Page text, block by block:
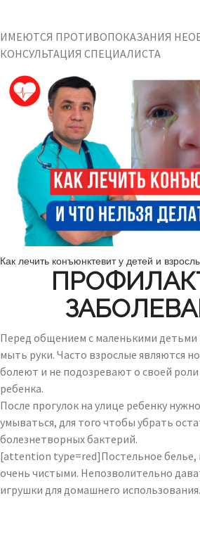
ИМЕЮТСЯ ПРОТИВОПОКАЗАНИЯ
КОНСУЛЬТАЦИЯ СПЕЦИАЛИСТА
Как лечить конъюнктевит у детей и
Перед общением с маленькими
мыть руки. Часто взрослые являются
болеют и не подозревают о своей
ребенка.
После прогулок на улице ребенку
умываться, для того чтобы убрать
болезнетворных бактерий.
[attention type=red]Постельное
очень чистыми. Непозволительно
игрушки для домашнего использования.